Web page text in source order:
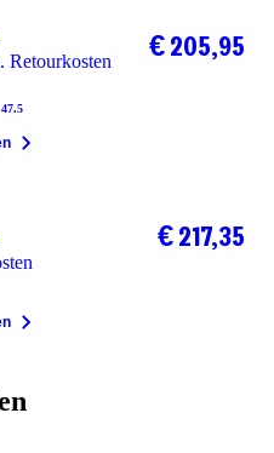
Retourkosten
47.5
€ 205,95
€ 217,35